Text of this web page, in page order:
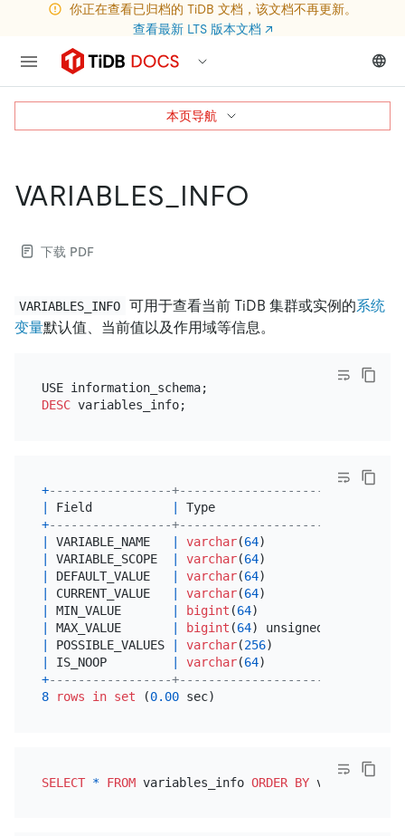
你正在查看已归档的 TiDB 文档，该文档不再更新。
查看最新 LTS 版本文档 ↗
VARIABLES_INFO
下载 PDF
VARIABLES_INFO 可用于查看当前 TiDB 集群或实例的系统
变量默认值、当前值以及作用域等信息。
DESC
+-----------------+---------------------+------
Field Type
+-----------------+---------------------+------
VARIABLE_NAME varchar(64)
VARIABLE_SCOPE varchar(64)
DEFAULT_VALUE varchar(64)
CURRENT_VALUE varchar(64)
MIN_VALUE bigint (64)
MAX_VALUE bigint (64) unsigned
POSSIBLE_VALUES varchar(256)
IS_NOOP varchar(64)
+-----------------+---------------------+------
8
rows in set (0.00
SELECT * FROM variables_info ORDER BY
本页导航